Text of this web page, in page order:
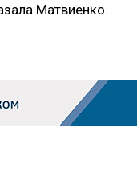
Матвиенко.